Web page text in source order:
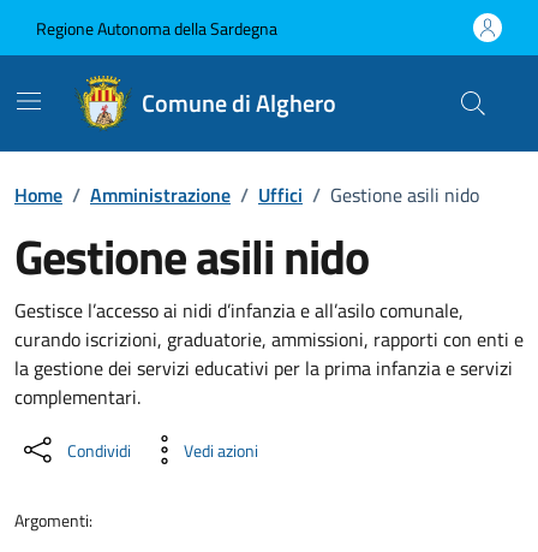
Regione Autonoma della Sardegna
Comune di Alghero
Home / Amministrazione / Uffici / Gestione asili nido
Gestione asili nido
Dettaglio dell'unità
Gestisce l’accesso ai nidi d’infanzia e all’asilo comunale,
curando iscrizioni, graduatorie, ammissioni, rapporti con enti e
la gestione dei servizi educativi per la prima infanzia e servizi
complementari.
Condividi Vedi azioni
Argomenti: